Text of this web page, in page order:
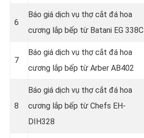
6
Báo giá dịch vụ thợ cắt đá hoa
cương lắp bếp từ Batani EG 338C
7
Báo giá dịch vụ thợ cắt đá hoa
cương lắp bếp từ Arber AB402
8
Báo giá dịch vụ thợ cắt đá hoa
cương lắp bếp từ Chefs EH-
DIH328